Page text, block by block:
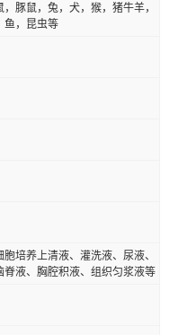
豚鼠，兔，犬，猴，猪牛羊，
鱼，昆虫等
培养上清液、灌洗液、尿液、
脊液、胸腔积液、组织匀浆液等